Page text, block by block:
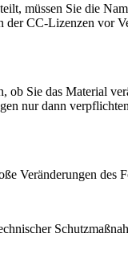
müssen Sie die
CC-Lizenzen vor
Sie das Material
nur dann
Veränderungen des